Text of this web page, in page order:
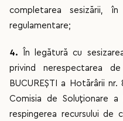
completarea sesizării,
regulamentare;
4.
În legătură cu
privind nerespectarea
BUCUREȘTI a Hotărârii
Comisia de Soluționare a
respingerea recursului de